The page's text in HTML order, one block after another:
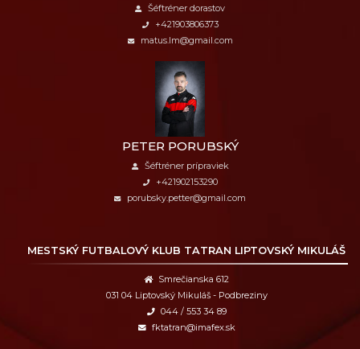
Šéftréner dorastov
+421903806373
matus.lm@gmail.com
PETER PORUBSKÝ
Šéftréner prípraviek
+421902153290
porubsky.petter@gmail.com
MESTSKÝ FUTBALOVÝ KLUB TATRAN LIPTOVSKÝ MIKULÁŠ
Smrečianska 612
031 04 Liptovský Mikuláš - Podbreziny
044 / 553 34 89
fktatran@imafex.sk